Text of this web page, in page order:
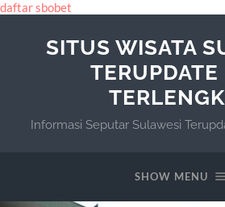
daftar sbobet
SITUS WISATA
TERUPDATE
Informasi Seputar Sulawesi
SHOW MENU